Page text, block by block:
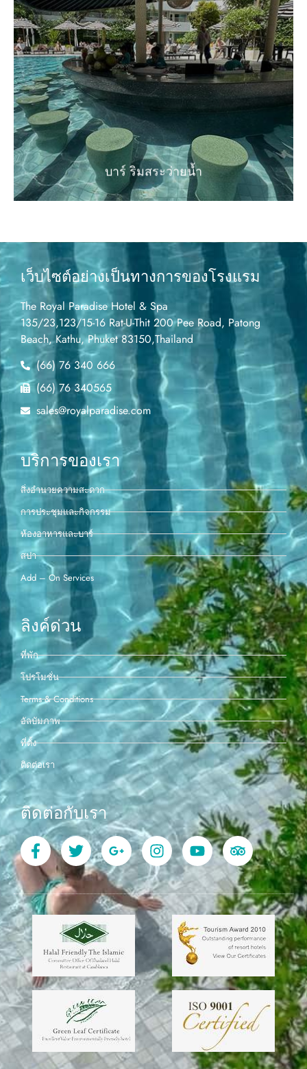
บาร์ ริมสระว่ายน้ำ
บาร์ ริมสระว่ายน้ำ
บริการ เครื่องดื่มเย็นๆ สดชื่น
EXPLORE
เว็บไซต์อย่างเป็นทางการของโรงแรม
The Royal Paradise Hotel & Spa
135/23,123/15-16 Rat-U-Thit 200 Pee Road, Patong
Beach, Kathu, Phuket 83150,Thailand
(66) 76 340 666
(66) 76 340565
sales@royalparadise.com
บริการของเรา
สิ่งอำนวยความสะดวก
การประชุมและกิจกรรม
ห้องอาหารและบาร์
สปา
Add – On Services
ลิงค์ด่วน
ที่พัก
โปรโมชั่น
Terms & Conditions
อัลบัมภาพ
ที่ตั้ง
ติดต่อเรา
ติดต่อกับเรา